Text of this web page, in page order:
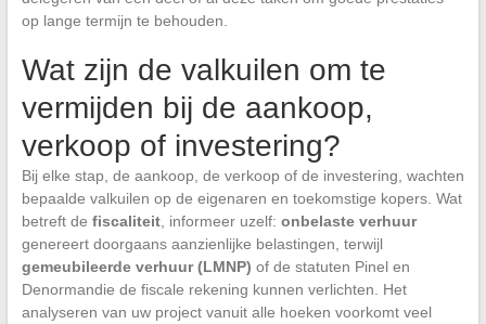
op lange termijn te behouden.
Wat zijn de valkuilen om te
vermijden bij de aankoop,
verkoop of investering?
Bij elke stap, de aankoop, de verkoop of de investering, wachten
bepaalde valkuilen op de eigenaren en toekomstige kopers. Wat
betreft de fiscaliteit, informeer uzelf: onbelaste verhuur
genereert doorgaans aanzienlijke belastingen, terwijl
gemeubileerde verhuur (LMNP) of de statuten Pinel en
Denormandie de fiscale rekening kunnen verlichten. Het
analyseren van uw project vanuit alle hoeken voorkomt veel